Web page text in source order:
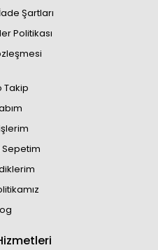
Şartları
Politikası
Takip
Sepetim